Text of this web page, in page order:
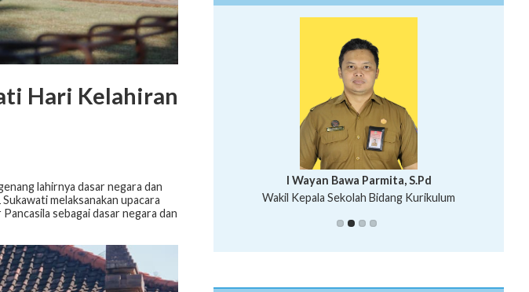
Hari Kelahiran
lahirnya dasar negara dan
melaksanakan upacara
sebagai dasar negara dan
Putu Suhartana, S.Pd.
I Wayan Bawa Parmita, S.Pd
Wakil Kepala Sekolah Bidang Kurikulum
I Wayan Gede Aditya Pratita, S.Pd., M.Sn
Wakil Kepala Sekolah Bidang Kesiswaan
Ni Wayan Nopi Sutantri, S.Pd.